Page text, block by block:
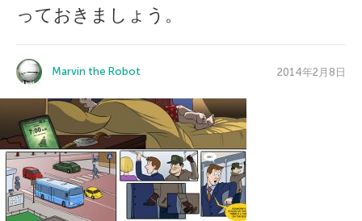
っておきましょう。
Marvin the Robot 2014年2月8日